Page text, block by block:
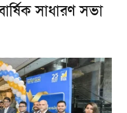
সাধারণ সভা